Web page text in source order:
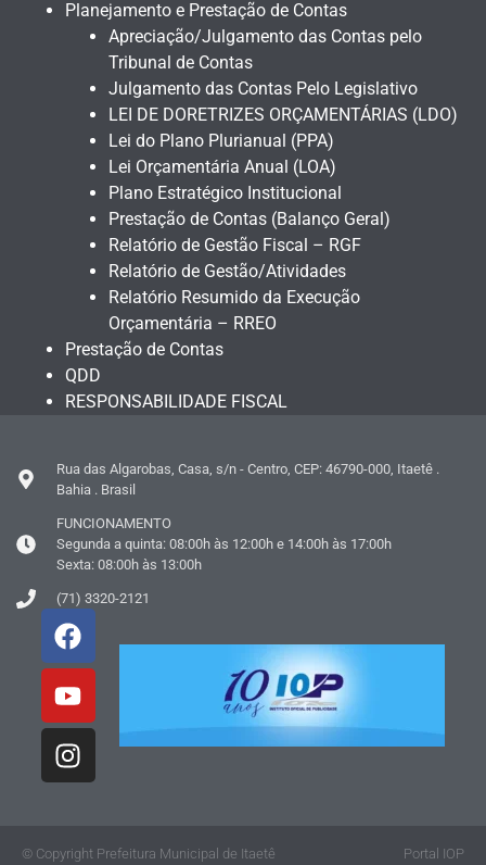
Planejamento e Prestação de Contas
Apreciação/Julgamento das Contas pelo
Tribunal de Contas
Julgamento das Contas Pelo Legislativo
LEI DE DORETRIZES ORÇAMENTÁRIAS (LDO)
Lei do Plano Plurianual (PPA)
Lei Orçamentária Anual (LOA)
Plano Estratégico Institucional
Prestação de Contas (Balanço Geral)
Relatório de Gestão Fiscal – RGF
Relatório de Gestão/Atividades
Relatório Resumido da Execução
Orçamentária – RREO
Prestação de Contas
QDD
RESPONSABILIDADE FISCAL
Rua das Algarobas, Casa, s/n - Centro, CEP: 46790-000, Itaetê .
Bahia . Brasil
FUNCIONAMENTO
Segunda a quinta: 08:00h às 12:00h e 14:00h às 17:00h
Sexta: 08:00h às 13:00h
(71) 3320-2121
© Copyright Prefeitura Municipal de Itaetê Portal IOP